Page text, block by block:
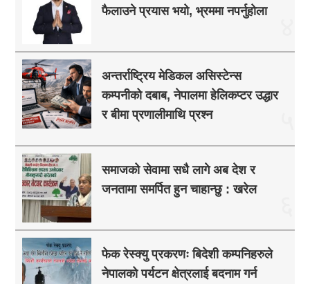
फैलाउने प्रयास भयो, भ्रममा नपर्नुहोला
अन्तर्राष्ट्रिय मेडिकल असिस्टेन्स
कम्पनीको दबाब, नेपालमा हेलिकप्टर उद्धार
र बीमा प्रणालीमाथि प्रश्न
समाजको सेवामा सधै लागे अब देश र
जनतामा समर्पित हुन चाहान्छु : खरेल
फेक रेस्क्यु प्रकरणः बिदेशी कम्पनिहरुले
नेपालको पर्यटन क्षेत्रलाई बदनाम गर्न